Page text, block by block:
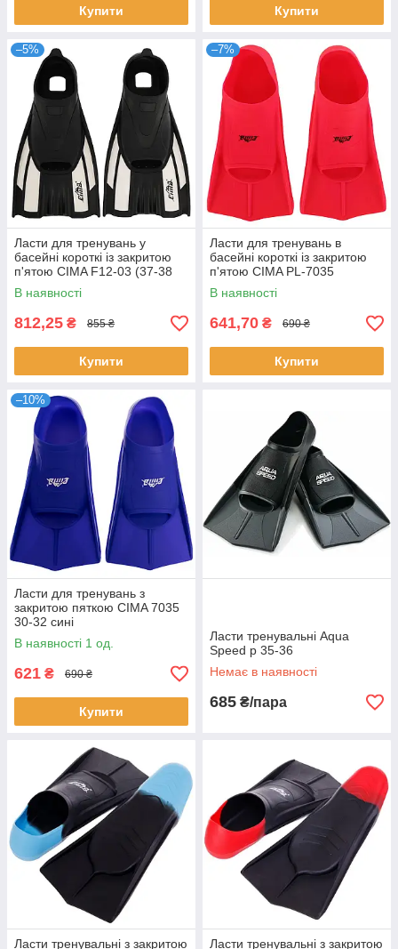
Купити Купити
–5%
Ласти для тренувань у
басейні короткі із закритою
п'ятою CIMA F12-03 (37-38
чорний)
В наявності
812,25 ₴ 855 ₴
Купити
–7%
Ласти для тренувань в
басейні короткі із закритою
п'ятою CIMA PL-7035
Рожевий 39-41
В наявності
641,70 ₴ 690 ₴
Купити
–10%
Ласти для тренувань з
закритою пяткою CIMA 7035
30-32 сині
В наявності 1 од.
621 ₴ 690 ₴
Купити
Ласти тренувальні Aqua
Speed р 35-36
Немає в наявності
685 ₴/пара
Ласти тренувальні з закритою
Ласти тренувальні з закритою